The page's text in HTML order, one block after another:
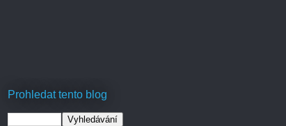
Prohledat tento blog